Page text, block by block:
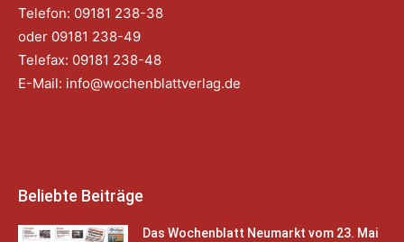
Telefon: 09181 238-38
oder 09181 238-49
Telefax: 09181 238-48
E-Mail: info@wochenblattverlag.de
Beliebte Beiträge
Das Wochenblatt Neumarkt vom 23. Mai